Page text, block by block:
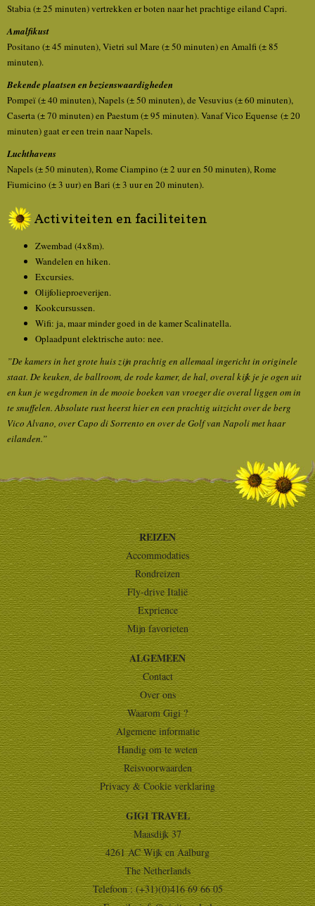
Stabia (± 25 minuten) vertrekken er boten naar het prachtige eiland Capri.
Amalfikust
Positano (± 45 minuten), Vietri sul Mare (± 50 minuten) en Amalfi (± 85
minuten).
Bekende plaatsen en bezienswaardigheden
Pompeï (± 40 minuten), Napels (± 50 minuten), de Vesuvius (± 60 minuten),
Caserta (± 70 minuten) en Paestum (± 95 minuten). Vanaf Vico Equense (± 20
minuten) gaat er een trein naar Napels.
Luchthavens
Napels (± 50 minuten), Rome Ciampino (± 2 uur en 50 minuten), Rome
Fiumicino (± 3 uur) en Bari (± 3 uur en 20 minuten).
Activiteiten en faciliteiten
Zwembad (4x8m).
Wandelen en hiken.
Excursies.
Olijfolieproeverijen.
Kookcursussen.
Wifi: ja, maar minder goed in de kamer Scalinatella.
Oplaadpunt elektrische auto: nee.
”De kamers in het grote huis zijn prachtig en allemaal ingericht in originele
staat. De keuken, de ballroom, de rode kamer, de hal, overal kijk je je ogen uit
en kun je wegdromen in de mooie boeken van vroeger die overal liggen om in
te snuffelen. Absolute rust heerst hier en een prachtig uitzicht over de berg
Vico Alvano, over Capo di Sorrento en over de Golf van Napoli met haar
eilanden.”
REIZEN
Accommodaties
Rondreizen
Fly-drive Italië
Exprience
Mijn favorieten
ALGEMEEN
Contact
Over ons
Waarom Gigi ?
Algemene informatie
Handig om te weten
Reisvoorwaarden
Privacy & Cookie verklaring
GIGI TRAVEL
Maasdijk 37
4261 AC Wijk en Aalburg
The Netherlands
Telefoon : (+31)(0)416 69 66 05